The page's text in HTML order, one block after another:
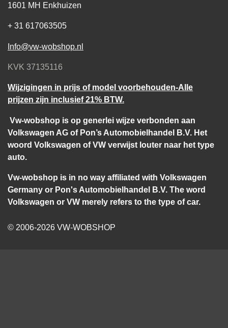
1601 MH Enkhuizen
+ 31 617063505
Info@vw-wobshop.nl
KVK 37135116
Wijzigingen in prijs of model voorbehouden-Alle
prijzen zijn inclusief 21% BTW.
Vw-wobshop is op generlei wijze verbonden aan
Volkswagen AG of Pon’s Automobielhandel B.V. Het
woord Volkswagen of VW verwijst louter naar het type
auto.
Vw-wobshop is in no way affiliated with Volkswagen
Germany or Pon's Automobielhandel B.V. The word
Volkswagen or VW merely refers to the type of car.
© 2006-2026 VW-WOBSHOP